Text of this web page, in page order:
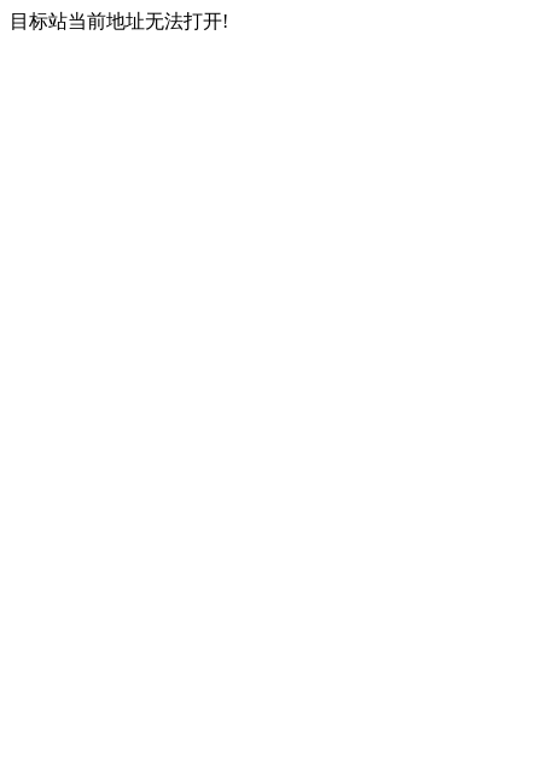
目标站当前地址无法打开!